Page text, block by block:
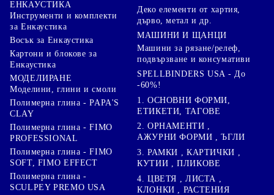
ЕНКАУСТИКА
Инструменти и комплекти
за Енкаустика
Восък за Енкаустика
Картони и блокове за
Енкаустика
МОДЕЛИРАНЕ
Моделини, глини и смоли
Полимерна глина - PAPA'S
CLAY
Полимерна глина - FIMO
PROFESSIONAL
Полимерна глина - FIMO
SOFT, FIMO EFFECT
Полимерна глина -
SCULPEY PREMO USA
Деко елементи от хартия,
дърво, метал и др.
МАШИНИ И ЩАНЦИ
Машини за рязане/релеф,
подвързване и консумативи
SPELLBINDERS USA - До
-60%!
1. ОСНОВНИ ФОРМИ,
ЕТИКЕТИ, ТАГОВЕ
2. ОРНАМЕНТИ ,
АЖУРНИ ФОРМИ , ЪГЛИ
3. РАМКИ , КАРТИЧКИ ,
КУТИИ , ПЛИКОВЕ
4. ЦВЕТЯ , ЛИСТА ,
КЛОНКИ , РАСТЕНИЯ